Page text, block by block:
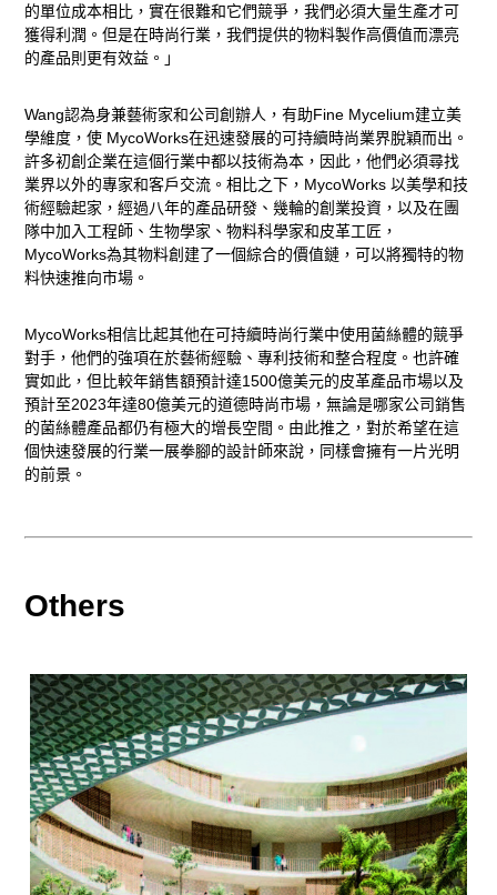
的單位成本相比，實在很難和它們競爭，我們必須大量生產才可
獲得利潤。但是在時尚行業，我們提供的物料製作高價值而漂亮
的產品則更有效益。」
Wang認為身兼藝術家和公司創辦人，有助Fine Mycelium建立美
學維度，使 MycoWorks在迅速發展的可持續時尚業界脫穎而出。
許多初創企業在這個行業中都以技術為本，因此，他們必須尋找
業界以外的專家和客戶交流。相比之下，MycoWorks 以美學和技
術經驗起家，經過八年的產品研發、幾輪的創業投資，以及在團
隊中加入工程師、生物學家、物料科學家和皮革工匠，
MycoWorks為其物料創建了一個綜合的價值鏈，可以將獨特的物
料快速推向市場。
MycoWorks相信比起其他在可持續時尚行業中使用菌絲體的競爭
對手，他們的強項在於藝術經驗、專利技術和整合程度。也許確
實如此，但比較年銷售額預計達1500億美元的皮革產品市場以及
預計至2023年達80億美元的道德時尚市場，無論是哪家公司銷售
的菌絲體產品都仍有極大的增長空間。由此推之，對於希望在這
個快速發展的行業一展拳腳的設計師來說，同樣會擁有一片光明
的前景。
Others